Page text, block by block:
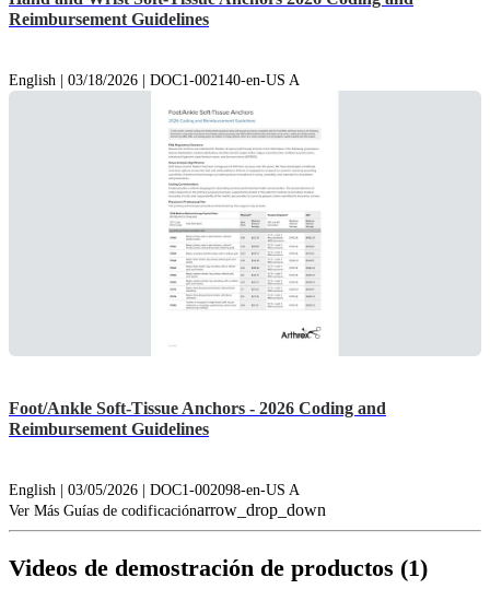
Reimbursement Guidelines
English | 03/18/2026 | DOC1-002140-en-US A
Foot/Ankle Soft-Tissue Anchors - 2026 Coding and
Reimbursement Guidelines
English | 03/05/2026 | DOC1-002098-en-US A
Ver Más Guías de codificaciónarrow_drop_down
Videos de demostración de productos (1)